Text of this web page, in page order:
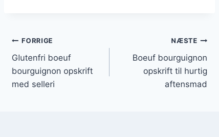
Indlægsnavigation
FORRIGE
Glutenfri boeuf
bourguignon opskrift
med selleri
NÆSTE
Boeuf bourguignon
opskrift til hurtig
aftensmad